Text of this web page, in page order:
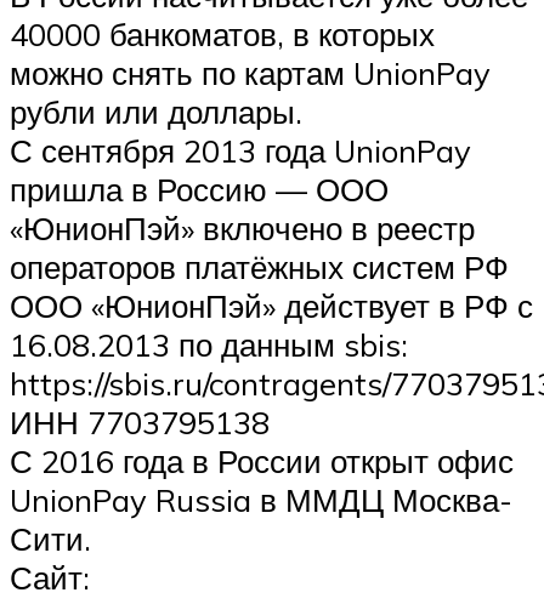
40000 банкоматов, в которых
можно снять по картам UnionPay
рубли или доллары.
С сентября 2013 года UnionPay
пришла в Россию — ООО
«ЮнионПэй» включено в реестр
операторов платёжных систем РФ
ООО «ЮнионПэй» действует в РФ с
16.08.2013 по данным sbis:
https://sbis.ru/contragents/
ИНН 7703795138
С 2016 года в России открыт офис
UnionPay Russia в ММДЦ Москва-
Сити.
Сайт: